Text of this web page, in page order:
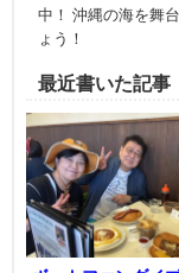
中！ 沖縄の海を舞
ょう！
最近書いた記事